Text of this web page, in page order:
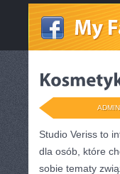
ADMIN
Studio Veriss to
dla osób, które
sobie tematy